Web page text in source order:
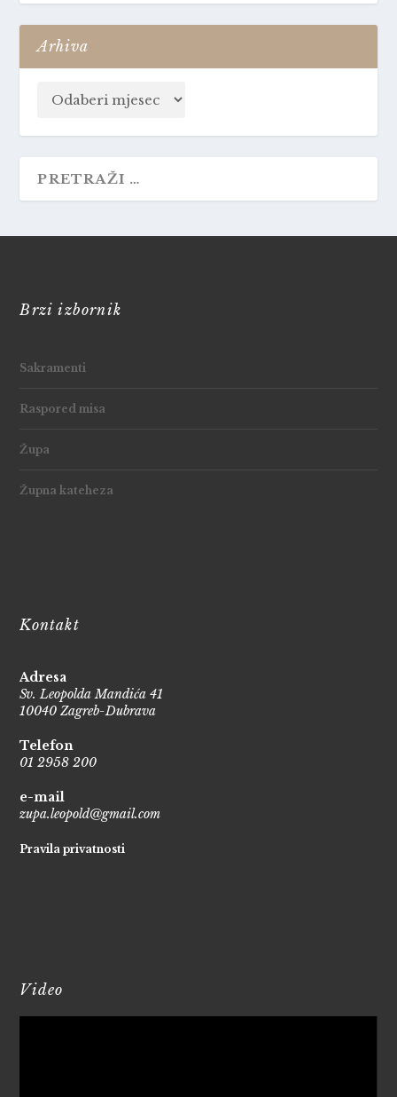
Arhiva
Brzi izbornik
Sakramenti
Raspored misa
Župa
Župna kateheza
Kontakt
Adresa
Sv. Leopolda Mandića 41
10040 Zagreb-Dubrava
Telefon
01 2958 200
e-mail
zupa.leopold@gmail.com
Pravila privatnosti
Video